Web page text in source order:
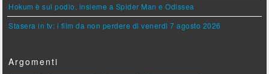
Hokum è sul podio, insieme a Spider Man e Odissea
Stasera in tv: i film da non perdere di venerdì 7 agosto 2026
Argomenti